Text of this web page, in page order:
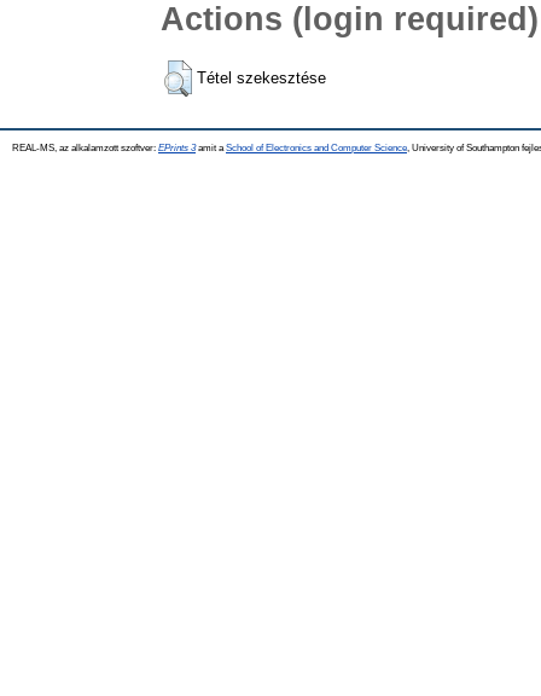
Actions (login required)
Tétel szekesztése
REAL-MS, az alkalamzott szoftver: EPrints 3amit a School of Electronics and Computer Science , University of Southampton